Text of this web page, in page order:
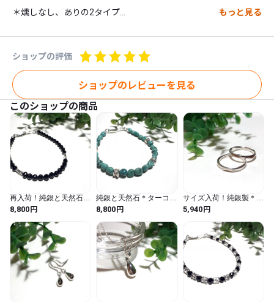
＊燻しなし、ありの2タイプ
＊サイズ全長約3cm(羽部分のみ約1.5cm)
（別ページ）
✴︎sv1000純銀製
金属アレルギーの方も安心です。
通常のシルバーアクセサリー(SV925＝92.5%の銀。他、銅やニッ
ケルが含まれる)と違い、SV1000は銀のみで作られ銅やニッケル
を含まないので、金属アレルギーの方も安心してお使い頂けま
す。
また、不純物を含まない白い輝きが特徴で変色しにくいので、お
手入れもカンタンです♪
もっと見る
ショップの評価
ショップのレビューを見る
このショップの商品
再入荷！純銀と天然石＊
ブラックスピネルブレス
レット 8月誕生石
8,800円
純銀と天然石＊ターコイ
ズブレスレット
8,800円
サイズ入荷！純銀製＊重
ね付けにも◎人気 スリ
ムカットリング
5,940円